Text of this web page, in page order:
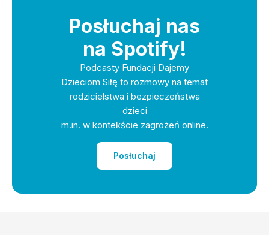
Posłuchaj nas
na Spotify!
Podcasty Fundacji Dajemy
Dzieciom Siłę to rozmowy na temat
rodzicielstwa i bezpieczeństwa
dzieci
m.in. w kontekście zagrożeń online.
Posłuchaj